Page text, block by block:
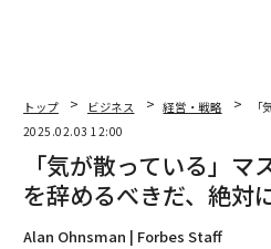
トップ ビジネス 経営・戦略
2025.02.03 12:00
「気が散っている」マ
を辞めるべきだ、絶対
Alan Ohnsman | Forbes Staff